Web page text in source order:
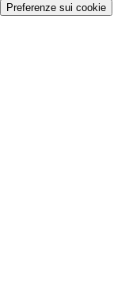
Preferenze sui cookie